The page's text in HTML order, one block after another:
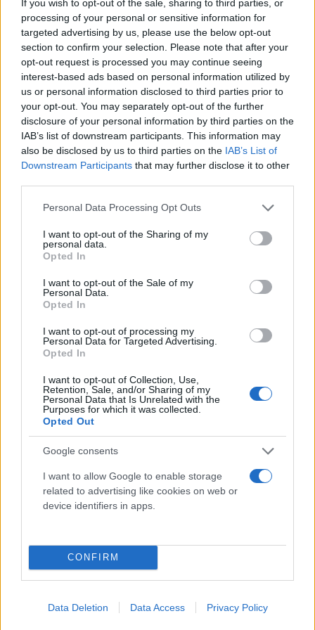
If you wish to opt-out of the sale, sharing to third parties, or
processing of your personal or sensitive information for
targeted advertising by us, please use the below opt-out
section to confirm your selection. Please note that after your
opt-out request is processed you may continue seeing
interest-based ads based on personal information utilized by
us or personal information disclosed to third parties prior to
your opt-out. You may separately opt-out of the further
disclosure of your personal information by third parties on the
IAB’s list of downstream participants. This information may
also be disclosed by us to third parties on the IAB’s List of
Downstream Participants that may further disclose it to other
Please note that this website/app uses one or more Google
not limited to your visit or usage behaviour. You may click to
grant or deny consent to Google and its third-party tags to
use your data for below specified purposes in below Google
consent section.
Personal Data Processing Opt Outs
I want to opt-out of the Sharing of my
personal data.
Opted In
I want to opt-out of the Sale of my
Personal Data.
Opted In
I want to opt-out of processing my
Personal Data for Targeted Advertising.
Opted In
I want to opt-out of Collection, Use,
Retention, Sale, and/or Sharing of my
Personal Data that Is Unrelated with the
Purposes for which it was collected.
Opted Out
Google consents
I want to allow Google to enable storage
related to advertising like cookies on web or
device identifiers in apps.
CONFIRM
Data Deletion Data Access Privacy Policy
Abrasivi
I prodotti abrasivi
Antincendio
Estintori
Valige pronto soccorso
Antinfortunistica
Calzature
Sicurezza, Protezione
Abbigliamento alta visibilità
Prodotti chimici
Adblue
Bombolette spray
Grasso
Paste
Utensileria
Lame per sega a nastro
Utensili manuali
Cassette porta attrezzi
Viteria e bulloneria
Barre
Saldatura
Consumabili